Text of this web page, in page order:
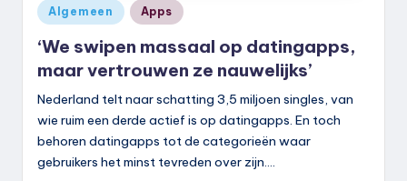
Geplaatst
in
Algemeen Apps
‘We swipen massaal op datingapps,
maar vertrouwen ze nauwelijks’
Nederland telt naar schatting 3,5 miljoen singles, van
wie ruim een derde actief is op datingapps. En toch
behoren datingapps tot de categorieën waar
gebruikers het minst tevreden over zijn.…